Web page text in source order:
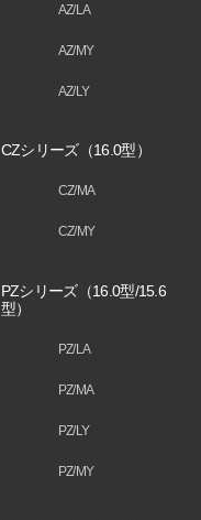
AZ/LA
AZ/MY
AZ/LY
CZシリーズ（16.0型）
CZ/MA
CZ/MY
PZシリーズ（16.0型/15.6
型）
PZ/LA
PZ/MA
PZ/LY
PZ/MY